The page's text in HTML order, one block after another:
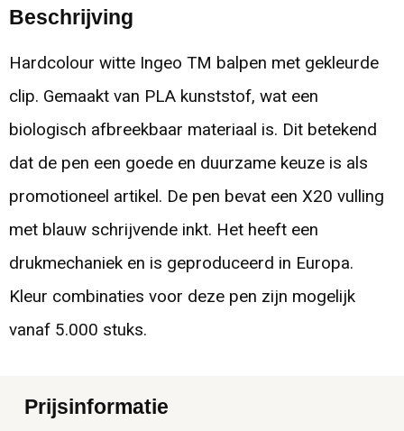
Beschrijving
Hardcolour witte Ingeo TM balpen met gekleurde
clip. Gemaakt van PLA kunststof, wat een
biologisch afbreekbaar materiaal is. Dit betekend
dat de pen een goede en duurzame keuze is als
promotioneel artikel. De pen bevat een X20 vulling
met blauw schrijvende inkt. Het heeft een
drukmechaniek en is geproduceerd in Europa.
Kleur combinaties voor deze pen zijn mogelijk
vanaf 5.000 stuks.
Prijsinformatie